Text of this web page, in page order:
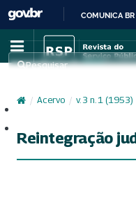
COMUNICA BR
Pesquisar
/ Acervo / v. 3 n. 1 (1953)
Reintegração